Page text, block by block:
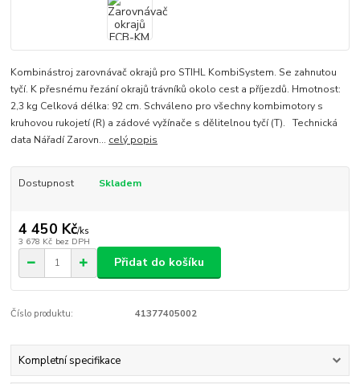
Kombinástroj zarovnávač okrajů pro STIHL KombiSystem. Se zahnutou
tyčí. K přesnému řezání okrajů trávníků okolo cest a příjezdů. Hmotnost:
2,3 kg Celková délka: 92 cm. Schváleno pro všechny kombimotory s
kruhovou rukojetí (R) a zádové vyžínače s dělitelnou tyčí (T). Technická
data Nářadí Zarovn... celý popis
Dostupnost Skladem
4 450 Kč/ks
3 678 Kč bez DPH
Přidat do košíku
Číslo produktu: 41377405002
Kompletní specifikace